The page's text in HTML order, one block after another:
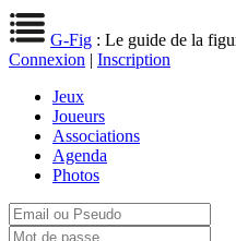
G-Fig : Le guide de la
Connexion | Inscription
Jeux
Joueurs
Associations
Agenda
Photos